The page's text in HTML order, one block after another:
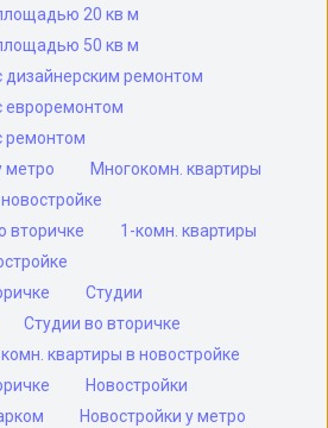
20 кв м
50 кв м
дизайнерским ремонтом
евроремонтом
ремонтом
метро
Многокомн. квартиры
вторичке
1-комн. квартиры
Студии
Студии во вторичке
квартиры в новостройке
Новостройки
Новостройки у метро